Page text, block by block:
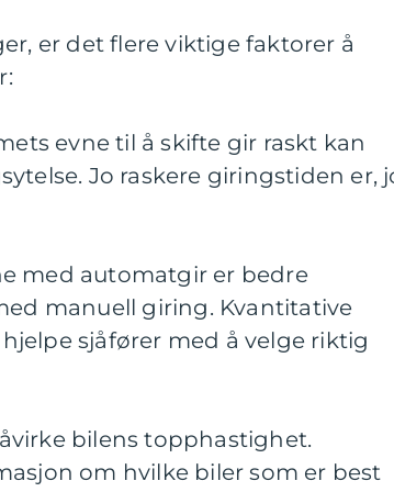
er det flere viktige faktorer å
evne til å skifte gir raskt kan
Jo raskere giringstiden er,
med automatgir er bedre
manuell giring. Kvantitative
sjåfører med å velge riktig
bilens topphastighet.
om hvilke biler som er best